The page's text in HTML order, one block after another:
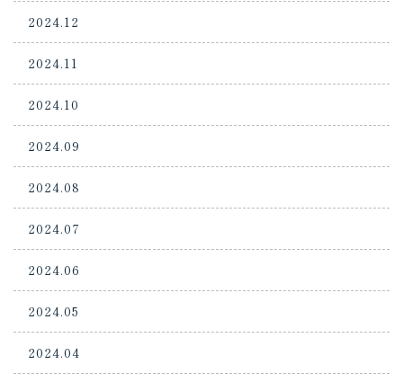
2024.12
2024.11
2024.10
2024.09
2024.08
2024.07
2024.06
2024.05
2024.04